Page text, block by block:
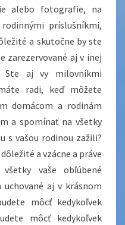
alebo fotografie, na
príslušníkmi,
a skutočne by ste
zarezervované aj v inej
Ste aj vy milovníkmi
radi, keď môžete
domácom a rodinám
a spomínať na všetky
s vašou rodinou zažili?
a vzácne a práve
vaše obľúbené
aj v krásnom
môcť kedykoľvek
môcť kedykoľvek